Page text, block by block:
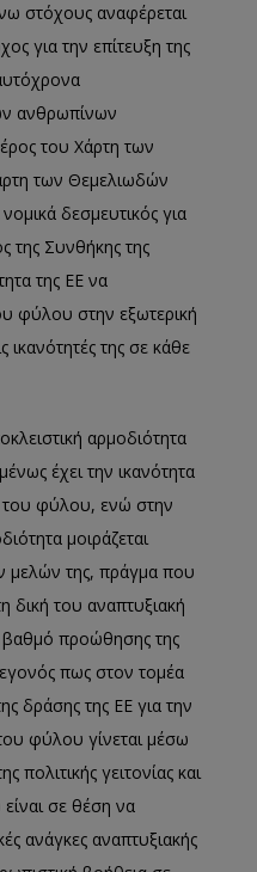
στόχους αναφέρεται
για την επίτευξη της
ανθρωπίνων
του Χάρτη των
των Θεμελιωδών
δεσμευτικός για
της Συνθήκης της
της ΕΕ να
φύλου στην εξωτερική
ικανότητές της σε κάθε
αρμοδιότητα
έχει την ικανότητα
του φύλου, ενώ στην
μοιράζεται
μελών της, πράγμα που
δική του αναπτυξιακή
βαθμό προώθησης της
πως στον τομέα
δράσης της ΕΕ για την
φύλου γίνεται μέσω
πολιτικής γειτονίας και
είναι σε θέση να
ανάγκες αναπτυξιακής